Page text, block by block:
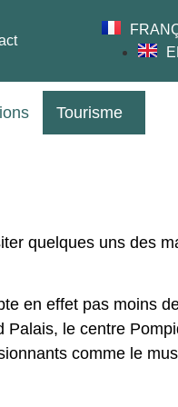
Tourisme
quelques uns des
en effet pas moins
le centre
comme le